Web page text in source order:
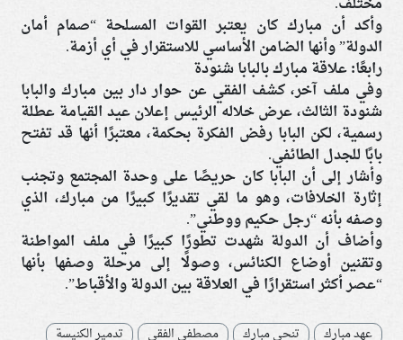
وأكد أن مبارك كان يعتبر القوات المسلحة “صمام أمان
الدولة” وأنها الضامن الأساسي للاستقرار في أي أزمة.
رابعًا: علاقة مبارك بالبابا شنودة
وفي ملف آخر، كشف الفقي عن حوار دار بين مبارك والبابا
شنودة الثالث، عرض خلاله الرئيس إعلان عيد القيامة عطلة
رسمية، لكن البابا رفض الفكرة بحكمة، معتبرًا أنها قد تفتح
بابًا للجدل الطائفي.
وأشار إلى أن البابا كان حريصًا على وحدة المجتمع وتجنب
إثارة الخلافات، وهو ما لقي تقديرًا كبيرًا من مبارك، الذي
وصفه بأنه “رجل حكيم ووطني”.
وأضاف أن الدولة شهدت تطورًا كبيرًا في ملف المواطنة
وتقنين أوضاع الكنائس، وصولًا إلى مرحلة وصفها بأنها
“عصر أكثر استقرارًا في العلاقة بين الدولة والأقباط”.
عهد مبارك تنحي مبارك مصطفي الفقي تدمير الكنيسة